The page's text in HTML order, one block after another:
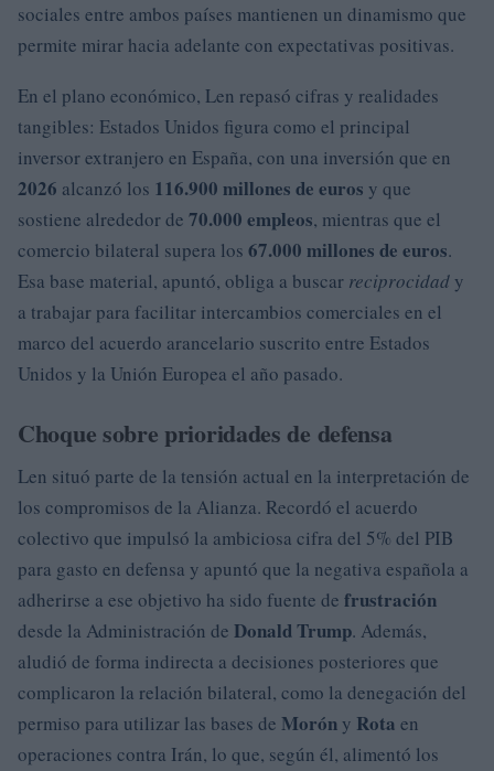
sociales entre ambos países mantienen un dinamismo que
permite mirar hacia adelante con expectativas positivas.
En el plano económico, Len repasó cifras y realidades
tangibles: Estados Unidos figura como el principal
inversor extranjero en España, con una inversión que en
2026 alcanzó los 116.900 millones de euros y que
sostiene alrededor de 70.000 empleos, mientras que el
comercio bilateral supera los 67.000 millones de euros.
Esa base material, apuntó, obliga a buscar reciprocidad y
a trabajar para facilitar intercambios comerciales en el
marco del acuerdo arancelario suscrito entre Estados
Unidos y la Unión Europea el año pasado.
Choque sobre prioridades de defensa
Len situó parte de la tensión actual en la interpretación de
los compromisos de la Alianza. Recordó el acuerdo
colectivo que impulsó la ambiciosa cifra del 5% del PIB
para gasto en defensa y apuntó que la negativa española a
adherirse a ese objetivo ha sido fuente de frustración
desde la Administración de Donald Trump. Además,
aludió de forma indirecta a decisiones posteriores que
complicaron la relación bilateral, como la denegación del
permiso para utilizar las bases de Morón y Rota en
operaciones contra Irán, lo que, según él, alimentó los